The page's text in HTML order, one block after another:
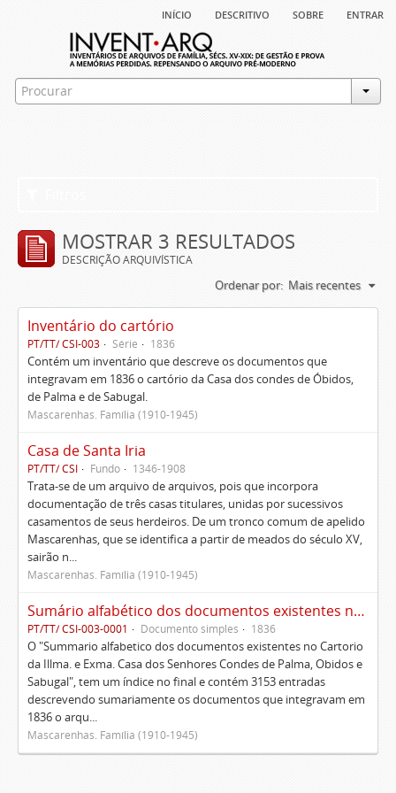
início descritivo sobre entrar
MOSTRAR 3 RESULTADOS
DESCRIÇÃO ARQUIVÍSTICA
Ordenar por: Mais recentes
Inventário do cartório
PT/TT/ CSI-003 Série 1836
Contém um inventário que descreve os documentos que
integravam em 1836 o cartório da Casa dos condes de Óbidos,
de Palma e de Sabugal.
Mascarenhas. Família (1910-1945)
Casa de Santa Iria
PT/TT/ CSI Fundo 1346-1908
Trata-se de um arquivo de arquivos, pois que incorpora
documentação de três casas titulares, unidas por sucessivos
casamentos de seus herdeiros. De um tronco comum de apelido
Mascarenhas, que se identifica a partir de meados do século XV,
sairão n...
Mascarenhas. Família (1910-1945)
Sumário alfabético dos documentos existentes no Cartório da Ilustríssima e Excelentíssima Casa dos senhores condes de Palma, Óbidos e Sabugal
PT/TT/ CSI-003-0001 Documento simples 1836
O "Summario alfabetico dos documentos existentes no Cartorio
da Illma. e Exma. Casa dos Senhores Condes de Palma, Obidos e
Sabugal", tem um índice no final e contém 3153 entradas
descrevendo sumariamente os documentos que integravam em
1836 o arqu...
Mascarenhas. Família (1910-1945)